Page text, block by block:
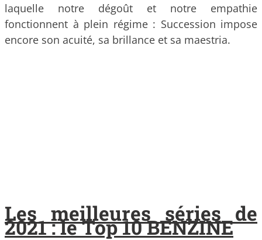
laquelle notre dégoût et notre empathie
fonctionnent à plein régime : Succession impose
encore son acuité, sa brillance et sa maestria.
Les meilleures séries de
2021 : le Top 10 BENZINE